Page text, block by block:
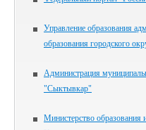
Управление образования
образования городского
Администрация
"Сыктывкар"
Министерство